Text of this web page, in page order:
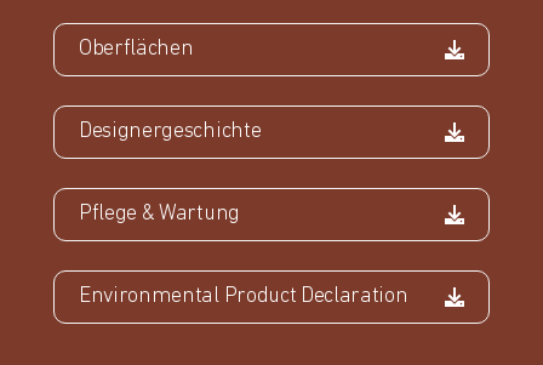
Oberflächen
Designergeschichte
Pflege & Wartung
Environmental Product Declaration